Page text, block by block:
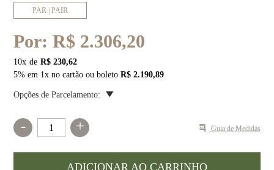
PAR | PAIR
Por:R$ 2.306,20
10x
R$ 230,62
5% em 1x no cartão ou boletoR$ 2.190,89
Opções de Parcelamento:
- + Guia de Medidas